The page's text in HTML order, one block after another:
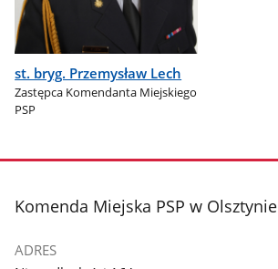
st. bryg. Przemysław Lech
Zastępca Komendanta Miejskiego
PSP
stopka
Komenda Miejska PSP w Olsztynie
ADRES